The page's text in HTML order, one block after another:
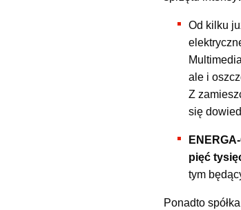
Od kilku
ale i
Z
się
pięć
tym
Ponadto